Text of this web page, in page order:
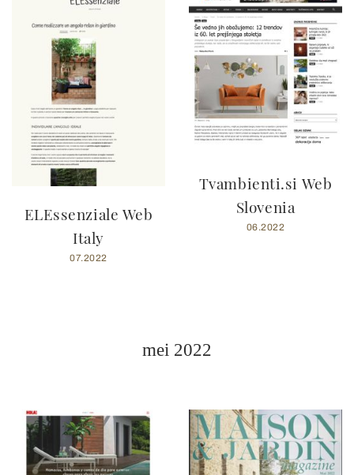
ELEssenziale Web
Italy
07.2022
Tvambienti.si Web
Slovenia
06.2022
mei 2022